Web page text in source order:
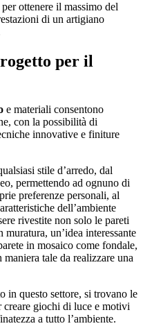
ottenere il massimo del
di un artigiano
per il
e materiali consentono
con la possibilità di
innovative e finiture
stile d’arredo, dal
permettendo ad ognuno di
preferenze personali, al
dell’ambiente
rivestite non solo le pareti
un’idea interessante
in mosaico come fondale,
tale da realizzare una
in questo settore, si trovano le
creare giochi di luce e motivi
a tutto l’ambiente.